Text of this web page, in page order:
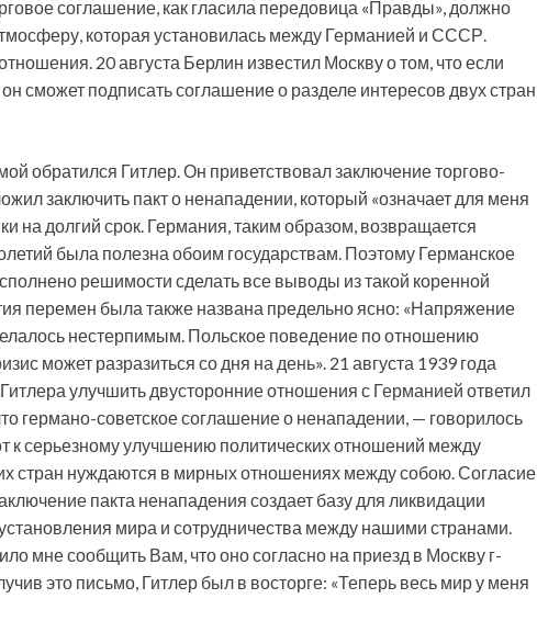
соглашение, как гласила передовица «Правды», должно
которая установилась между Германией и СССР.
20 августа Берлин известил Москву о том, что если
сможет подписать соглашение о разделе интересов двух стран
обратился Гитлер. Он приветствовал заключение торгово-
заключить пакт о ненападении, который «означает для меня
на долгий срок. Германия, таким образом, возвращается
была полезна обоим государствам. Поэтому Германское
решимости сделать все выводы из такой коренной
перемен была также названа предельно ясно: «Напряжение
нестерпимым. Польское поведение по отношению
может разразиться со дня на день». 21 августа 1939 года
улучшить двусторонние отношения с Германией ответил
германо-советское соглашение о ненападении, — говорилось
к серьезному улучшению политических отношений между
стран нуждаются в мирных отношениях между собою. Согласие
пакта ненападения создает базу для ликвидации
мира и сотрудничества между нашими странами.
мне сообщить Вам, что оно согласно на приезд в Москву г-
это письмо, Гитлер был в восторге: «Теперь весь мир у меня